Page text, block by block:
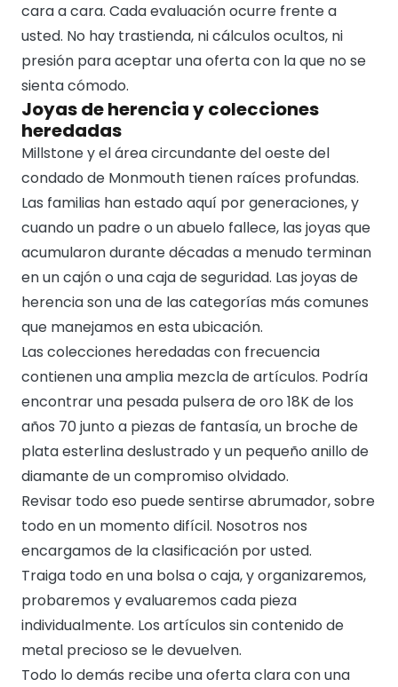
cara a cara. Cada evaluación ocurre frente a
usted. No hay trastienda, ni cálculos ocultos, ni
presión para aceptar una oferta con la que no se
sienta cómodo.
Joyas de herencia y colecciones
heredadas
Millstone y el área circundante del oeste del
condado de Monmouth tienen raíces profundas.
Las familias han estado aquí por generaciones, y
cuando un padre o un abuelo fallece, las joyas que
acumularon durante décadas a menudo terminan
en un cajón o una caja de seguridad. Las joyas de
herencia son una de las categorías más comunes
que manejamos en esta ubicación.
Las colecciones heredadas con frecuencia
contienen una amplia mezcla de artículos. Podría
encontrar una pesada pulsera de oro 18K de los
años 70 junto a piezas de fantasía, un broche de
plata esterlina deslustrado y un pequeño anillo de
diamante de un compromiso olvidado.
Revisar todo eso puede sentirse abrumador, sobre
todo en un momento difícil. Nosotros nos
encargamos de la clasificación por usted.
Traiga todo en una bolsa o caja, y organizaremos,
probaremos y evaluaremos cada pieza
individualmente. Los artículos sin contenido de
metal precioso se le devuelven.
Todo lo demás recibe una oferta clara con una